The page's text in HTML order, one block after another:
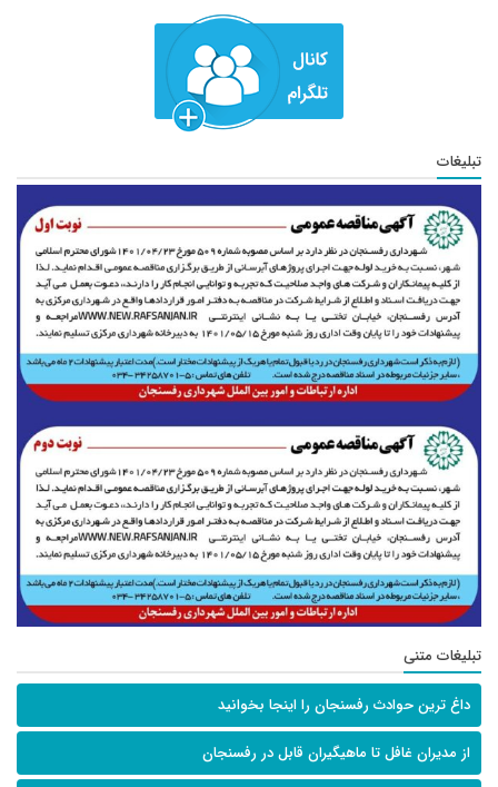
تبلیغات
تبلیغات متنی
داغ ترین حوادث رفسنجان را اینجا بخوانید
از مدیران غافل تا ماهیگیران قابل در رفسنجان